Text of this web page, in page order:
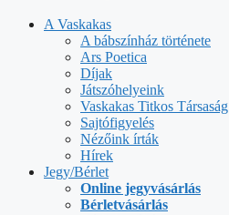
A Vaskakas
A bábszínház története
Ars Poetica
Díjak
Játszóhelyeink
Vaskakas Titkos Társaság
Sajtófigyelés
Nézőink írták
Hírek
Jegy/Bérlet
Online jegyvásárlás
Bérletvásárlás